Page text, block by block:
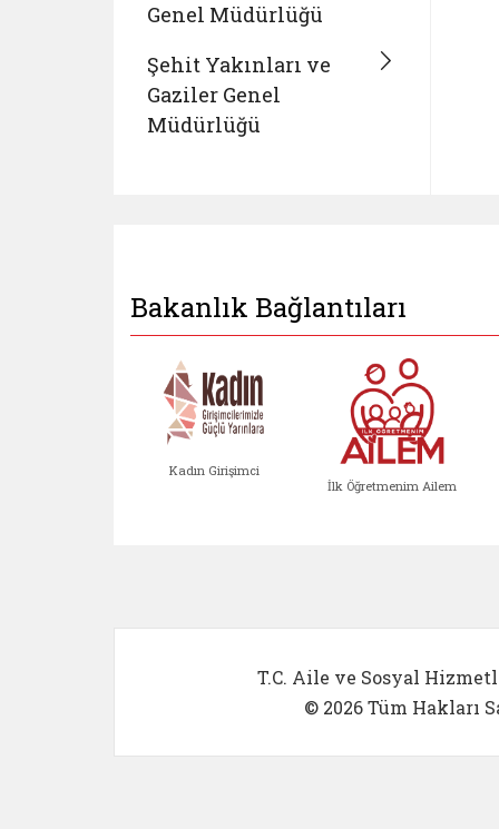
Genel Müdürlüğü
Şehit Yakınları ve
Gaziler Genel
Müdürlüğü
Bakanlık Bağlantıları
Kadın Girişimci
İlk Öğretmenim Ailem
T.C. Aile ve Sosyal
© 2026 Tüm Hakları